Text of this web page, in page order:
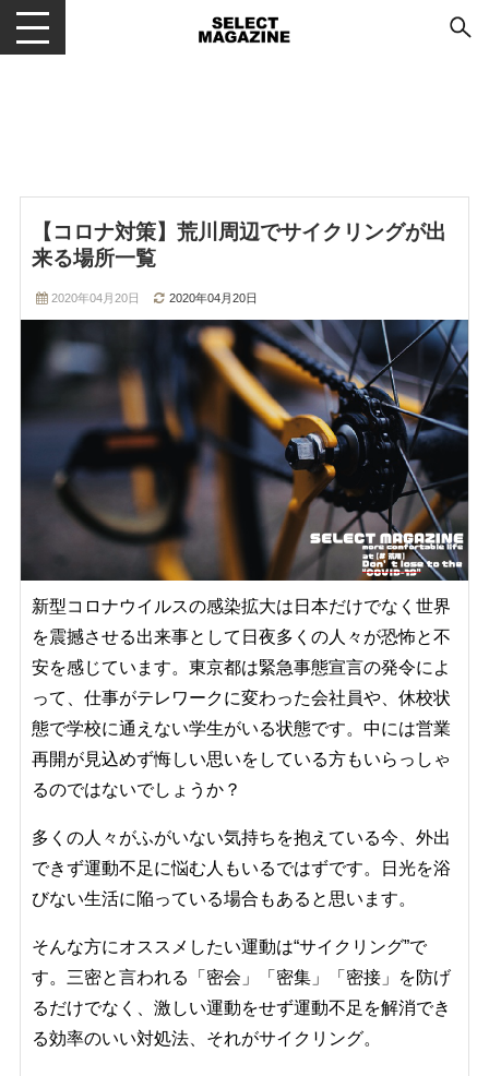
メニューを開閉する
【コロナ対策】荒川周辺でサイクリングが出
来る場所一覧
2020年04月20日 2020年04月20日
新型コロナウイルスの感染拡大は日本だけでなく世界
を震撼させる出来事として日夜多くの人々が恐怖と不
安を感じています。東京都は緊急事態宣言の発令によ
って、仕事がテレワークに変わった会社員や、休校状
態で学校に通えない学生がいる状態です。中には営業
再開が見込めず悔しい思いをしている方もいらっしゃ
るのではないでしょうか？
多くの人々がふがいない気持ちを抱えている今、外出
できず運動不足に悩む人もいるではずです。日光を浴
びない生活に陥っている場合もあると思います。
そんな方にオススメしたい運動は“サイクリング”で
す。三密と言われる「密会」「密集」「密接」を防げ
るだけでなく、激しい運動をせず運動不足を解消でき
る効率のいい対処法、それがサイクリング。